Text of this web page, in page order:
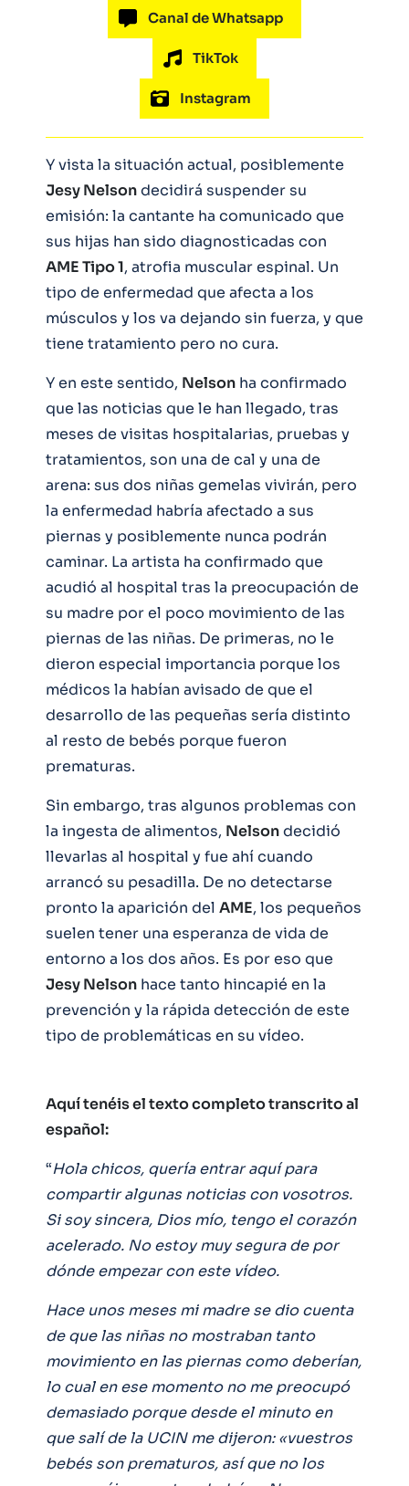
Canal de Whatsapp
TikTok
Instagram
Y vista la situación actual, posiblemente
Jesy Nelsondecidirá suspender su
emisión: la cantante ha comunicado que
sus hijas han sido diagnosticadas con
AME Tipo 1, atrofia muscular espinal. Un
tipo de enfermedad que afecta a los
músculos y los va dejando sin fuerza, y que
tiene tratamiento pero no cura.
Y en este sentido, Nelson ha confirmado
que las noticias que le han llegado, tras
meses de visitas hospitalarias, pruebas y
tratamientos, son una de cal y una de
arena: sus dos niñas gemelas vivirán, pero
la enfermedad habría afectado a sus
piernas y posiblemente nunca podrán
caminar. La artista ha confirmado que
acudió al hospital tras la preocupación de
su madre por el poco movimiento de las
piernas de las niñas. De primeras, no le
dieron especial importancia porque los
médicos la habían avisado de que el
desarrollo de las pequeñas sería distinto
al resto de bebés porque fueron
prematuras.
Sin embargo, tras algunos problemas con
la ingesta de alimentos, Nelsondecidió
llevarlas al hospital y fue ahí cuando
arrancó su pesadilla. De no detectarse
pronto la aparición del AME, los pequeños
suelen tener una esperanza de vida de
entorno a los dos años. Es por eso que
Jesy Nelson hace tanto hincapié en la
prevención y la rápida detección de este
tipo de problemáticas en su vídeo.
Aquí tenéis el texto completo transcrito al
español:
“Hola chicos, quería entrar aquí para
compartir algunas noticias con vosotros.
Si soy sincera, Dios mío, tengo el corazón
acelerado. No estoy muy segura de por
dónde empezar con este vídeo.
Hace unos meses mi madre se dio cuenta
de que las niñas no mostraban tanto
movimiento en las piernas como deberían,
lo cual en ese momento no me preocupó
demasiado porque desde el minuto en
que salí de la UCIN me dijeron: «vuestros
bebés son prematuros, así que no los